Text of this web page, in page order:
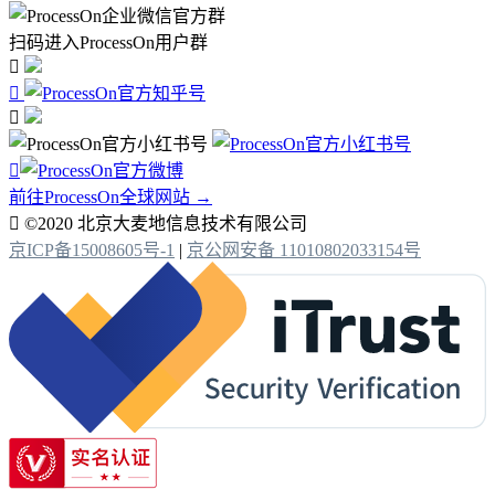
扫码进入ProcessOn用户群




前往ProcessOn全球网站 →
 ©2020 北京大麦地信息技术有限公司
京ICP备15008605号-1 | 京公网安备 11010802033154号